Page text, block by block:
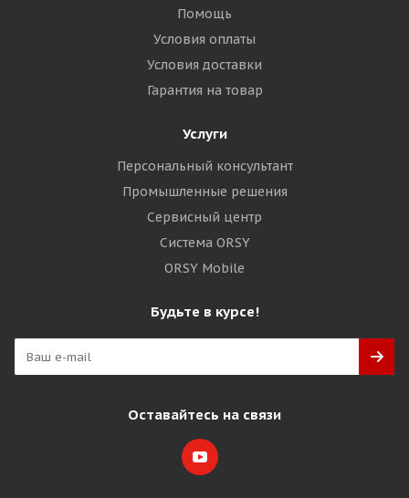
Помощь
Условия оплаты
Условия доставки
Гарантия на товар
Услуги
Персональный консультант
Промышленные решения
Сервисный центр
Система ORSY
ORSY Mobile
Будьте в курсе!
Оставайтесь на связи